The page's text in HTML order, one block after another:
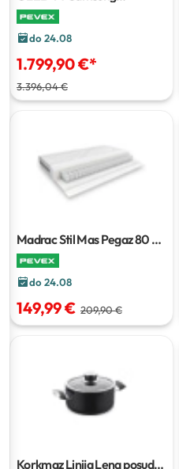
QE55S90FAEXXH
do 24.08
1.799,90 €*
3.396,04 €
Madrac Stil Mas Pegaz80 x
200 cm
do 24.08
149,99 € 209,90 €
Korkmaz Linija Lena posuda